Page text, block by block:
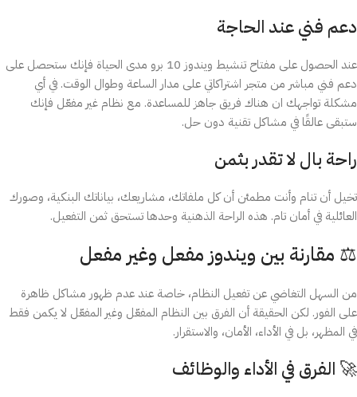
دعم فني عند الحاجة
عند الحصول على مفتاح تنشيط ويندوز 10 برو مدى الحياة فإنك ستحصل على
دعم فني مباشر من متجر اشتراكاتي على مدار الساعة وطوال الوقت. في أي
مشكلة تواجهك ان هناك فريق جاهز للمساعدة. مع نظام غير مفعّل فإنك
ستبقى عالقًا في مشاكل تقنية دون حل.
راحة بال لا تقدر بثمن
تخيل أن تنام وأنت مطمئن أن كل ملفاتك، مشاريعك، بياناتك البنكية، وصورك
العائلية في أمان تام. هذه الراحة الذهنية وحدها تستحق ثمن التفعيل.
⚖️ مقارنة بين ويندوز مفعل وغير مفعل
من السهل التغاضي عن تفعيل النظام، خاصة عند عدم ظهور مشاكل ظاهرة
على الفور. لكن الحقيقة أن الفرق بين النظام المفعّل وغير المفعّل لا يكمن فقط
في المظهر، بل في الأداء، الأمان، والاستقرار.
🚀 الفرق في الأداء والوظائف